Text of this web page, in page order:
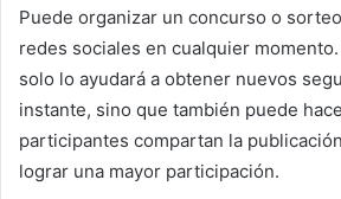
Puede organizar un concurso o
redes sociales en cualquier momento.
solo lo ayudará a obtener nuevos
instante, sino que también puede
participantes compartan la
lograr una mayor participación.